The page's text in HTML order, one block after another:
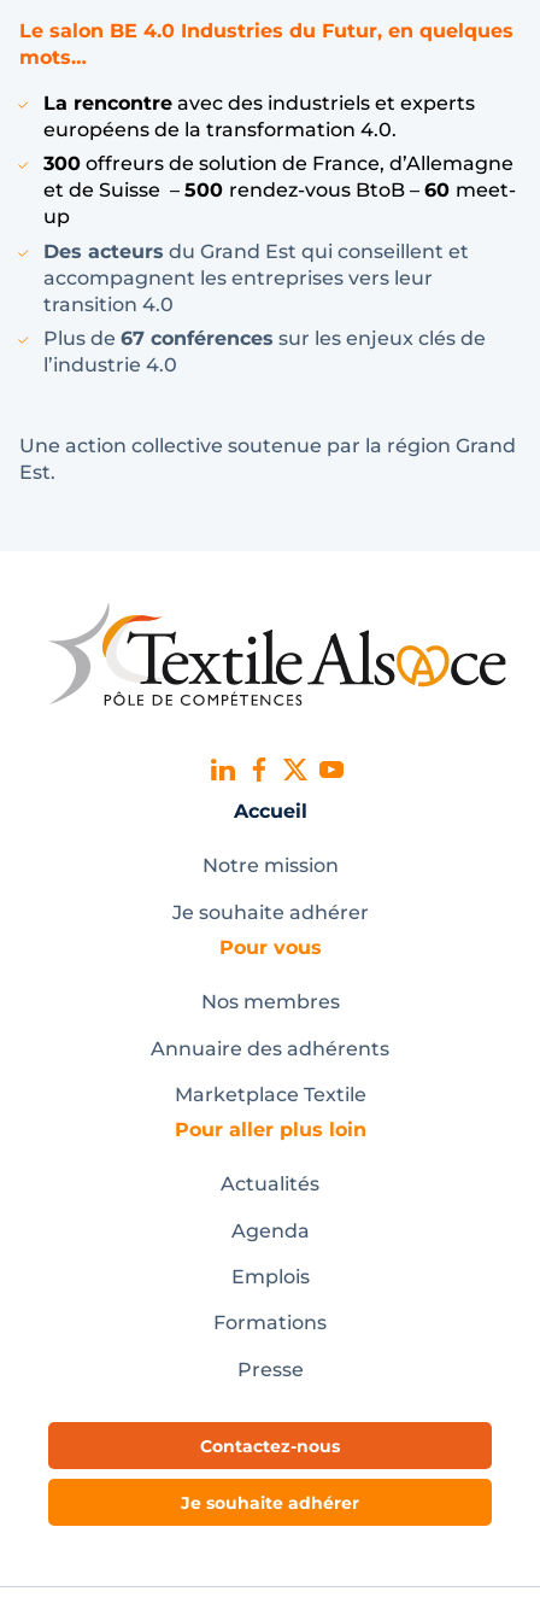
Le salon BE 4.0 Industries du Futur, en quelques
mots…
La rencontre avec des industriels et experts
européens de la transformation 4.0.
300 offreurs de solution de France, d’Allemagne
et de Suisse – 500 rendez-vous BtoB – 60 meet-
up
Des acteurs du Grand Est qui conseillent et
accompagnent les entreprises vers leur
transition 4.0
Plus de 67 conférences sur les enjeux clés de
l’industrie 4.0
Une action collective soutenue par la région Grand
Est.
Accueil
Notre mission
Je souhaite adhérer
Pour vous
Nos membres
Annuaire des adhérents
Marketplace Textile
Pour aller plus loin
Actualités
Agenda
Emplois
Formations
Presse
Contactez-nous
Je souhaite adhérer